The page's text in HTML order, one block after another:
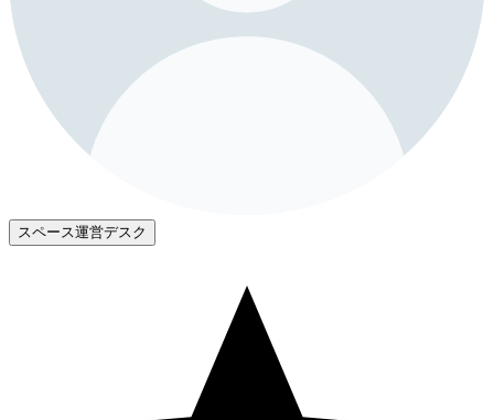
スペース運営デスク